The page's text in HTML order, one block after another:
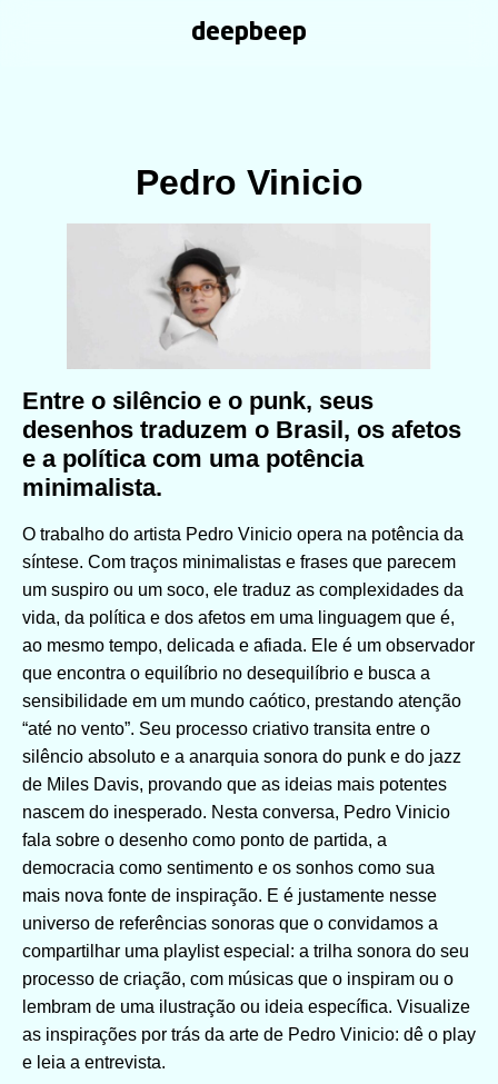
deepbeep
Pedro Vinicio
Entre o silêncio e o punk, seus
desenhos traduzem o Brasil, os afetos
e a política com uma potência
minimalista.
O trabalho do artista Pedro Vinicio opera na potência da
síntese. Com traços minimalistas e frases que parecem
um suspiro ou um soco, ele traduz as complexidades da
vida, da política e dos afetos em uma linguagem que é,
ao mesmo tempo, delicada e afiada. Ele é um observador
que encontra o equilíbrio no desequilíbrio e busca a
sensibilidade em um mundo caótico, prestando atenção
“até no vento”. Seu processo criativo transita entre o
silêncio absoluto e a anarquia sonora do punk e do jazz
de Miles Davis, provando que as ideias mais potentes
nascem do inesperado. Nesta conversa, Pedro Vinicio
fala sobre o desenho como ponto de partida, a
democracia como sentimento e os sonhos como sua
mais nova fonte de inspiração. E é justamente nesse
universo de referências sonoras que o convidamos a
compartilhar uma playlist especial: a trilha sonora do seu
processo de criação, com músicas que o inspiram ou o
lembram de uma ilustração ou ideia específica. Visualize
as inspirações por trás da arte de Pedro Vinicio: dê o play
e leia a entrevista.